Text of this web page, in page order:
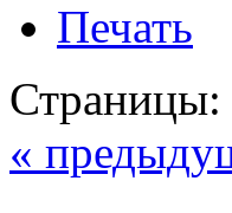
Печать
«